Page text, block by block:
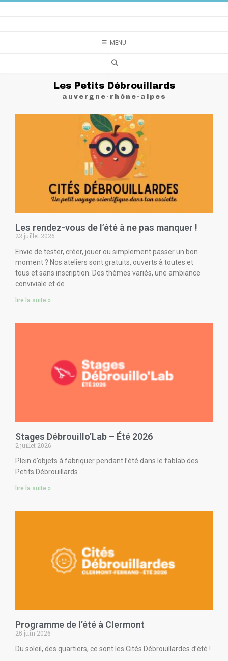
MENU
Les Petits Débrouillards
auvergne-rhône-alpes
Les rendez-vous de l’été à ne pas manquer !
22 juillet 2026
Envie de tester, créer, jouer ou simplement passer un bon
moment ? Nos ateliers sont gratuits, ouverts à toutes et
tous et sans inscription. Des thèmes variés, une ambiance
conviviale et de
lire la suite »
Stages Débrouillo’Lab – Été 2026
2 juillet 2026
Plein d’objets à fabriquer pendant l’été dans le fablab des
Petits Débrouillards
lire la suite »
Programme de l’été à Clermont
25 juin 2026
Du soleil, des quartiers, ce sont les Cités Débrouillardes d’été !